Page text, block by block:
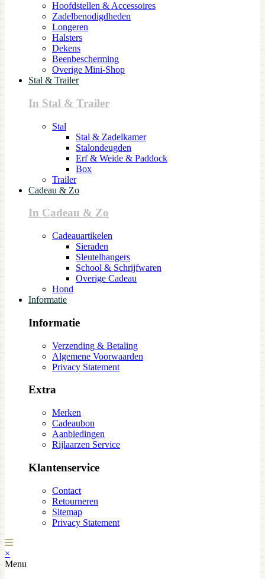
Hoofdstellen & Accessoires
Zadelbenodigdheden
Longeren
Halsters
Dekens
Beenbescherming
Overige Mini-Shop
Stal & Trailer
In Stal & Trailer
Stal
Stal & Zadelkamer
Stalondeugden
Erf & Weide & Paddock
Box
Trailer
Cadeau & Zo
In Cadeau & Zo
Cadeauartikelen
Sieraden
Sleutelhangers
School & Schrijfwaren
Overige Cadeau
Hond
Informatie
Informatie
Verzending & Betaling
Algemene Voorwaarden
Privacy Statement
Extra
Merken
Cadeaubon
Aanbiedingen
Rijlaarzen Service
Klantenservice
Contact
Retourneren
Sitemap
Privacy Statement
×
Menu